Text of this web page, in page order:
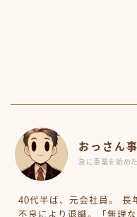
おっさん
急に事業を始め
40代半ば、元会社員。 長
不良により退職。「無理